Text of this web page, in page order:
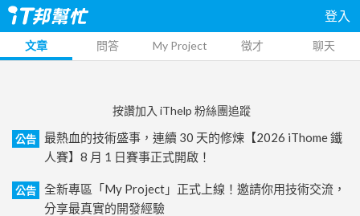
登入
文章 問答 My Project 徵才 聊天
按讚加入 iThelp 粉絲團追蹤
公告
最熱血的技術盛事，連續 30 天的修煉【2026 iThome 鐵
人賽】8 月 1 日賽事正式開啟！
公告
全新專區「My Project」正式上線！邀請你用技術交流，
分享最真實的開發經驗